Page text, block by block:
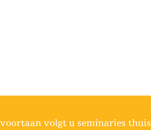
voortaan volgt u seminaries thuis